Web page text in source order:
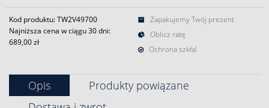
Kod produktu: TW2V49700
Najniższa cena w ciągu 30 dni:
689,00 zł
Zapakujemy Twój prezent
Oblicz ratę
Ochrona szkła!
Opis
Produkty powiązane